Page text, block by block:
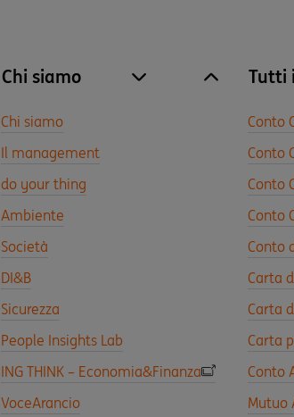
Chi siamo site.accordion.apri [it-
Chiudi Chi
Chi siamo
Il management
do your thing
Ambiente
Società
DI&B
Sicurezza
People Insights Lab
ING THINK – Economia&Finanza
VoceArancio
Tutti
Conto
Conto
Conto
Conto
Conto
Carta
Carta
Carta
Conto
Mutuo